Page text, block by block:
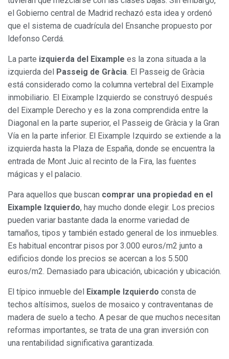
el Gobierno central de Madrid rechazó esta idea y ordenó
que el sistema de cuadrícula del Ensanche propuesto por
ldefonso Cerdá.
La parte izquierda del Eixample es la zona situada a la
izquierda del Passeig de Gràcia. El Passeig de Gràcia
está considerado como la columna vertebral del Eixample
inmobiliario. El Eixample Izquierdo se construyó después
del Eixample Derecho y es la zona comprendida entre la
Diagonal en la parte superior, el Passeig de Gràcia y la Gran
Vía en la parte inferior. El Eixample Izquirdo se extiende a la
izquierda hasta la Plaza de España, donde se encuentra la
entrada de Mont Juic al recinto de la Fira, las fuentes
mágicas y el palacio.
Para aquellos que buscan comprar una propiedad en el
Eixample Izquierdo, hay mucho donde elegir. Los precios
pueden variar bastante dada la enorme variedad de
tamaños, tipos y también estado general de los inmuebles.
Es habitual encontrar pisos por 3.000 euros/m2 junto a
edificios donde los precios se acercan a los 5.500
euros/m2. Demasiado para ubicación, ubicación y ubicación.
El típico inmueble del Eixample Izquierdo consta de
techos altísimos, suelos de mosaico y contraventanas de
madera de suelo a techo. A pesar de que muchos necesitan
reformas importantes, se trata de una gran inversión con
una rentabilidad significativa garantizada.